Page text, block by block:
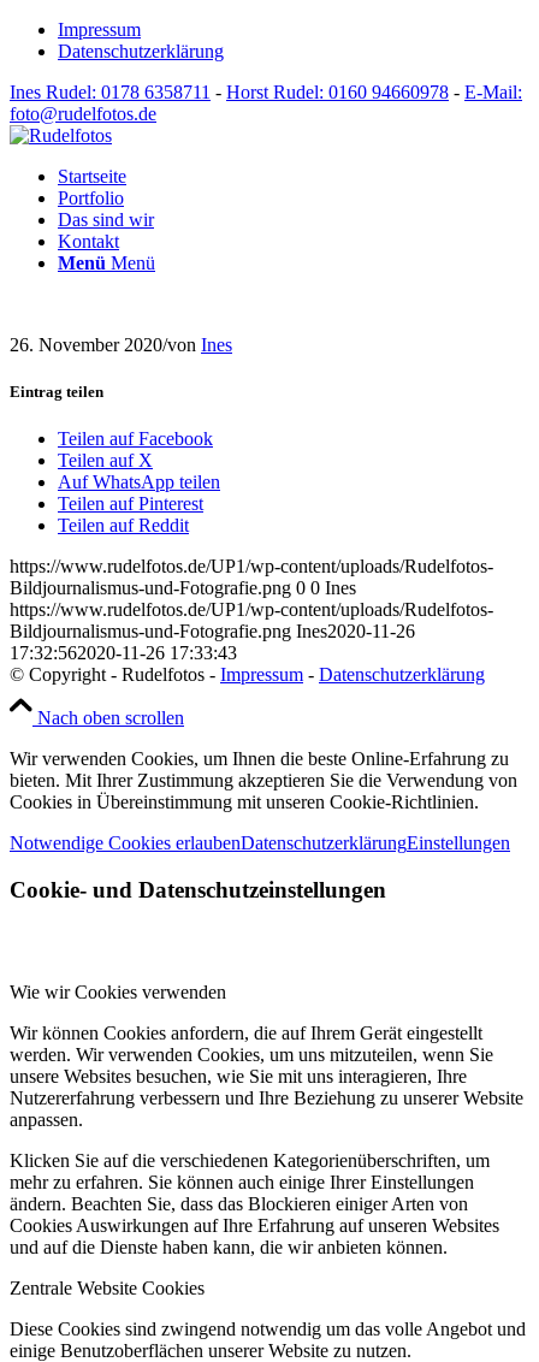
Impressum
Datenschutzerklärung
Ines Rudel: 0178 6358711 - Horst Rudel: 0160 94660978 - E-Mail:
foto@rudelfotos.de
Startseite
Portfolio
Das sind wir
Kontakt
Menü Menü
26. November 2020/von Ines
Eintrag teilen
Teilen auf Facebook
Teilen auf X
Auf WhatsApp teilen
Teilen auf Pinterest
Teilen auf Reddit
https://www.rudelfotos.de/UP1/wp-content/uploads/Rudelfotos-
Bildjournalismus-und-Fotografie.png 0 0 Ines
https://www.rudelfotos.de/UP1/wp-content/uploads/Rudelfotos-
Bildjournalismus-und-Fotografie.png Ines2020-11-26
17:32:562020-11-26 17:33:43
© Copyright - Rudelfotos - Impressum - Datenschutzerklärung
Nach oben scrollen
Wir verwenden Cookies, um Ihnen die beste Online-Erfahrung zu
bieten. Mit Ihrer Zustimmung akzeptieren Sie die Verwendung von
Cookies in Übereinstimmung mit unseren Cookie-Richtlinien.
Notwendige Cookies erlaubenDatenschutzerklärungEinstellungen
Cookie- und Datenschutzeinstellungen
Wie wir Cookies verwenden
Wir können Cookies anfordern, die auf Ihrem Gerät eingestellt
werden. Wir verwenden Cookies, um uns mitzuteilen, wenn Sie
unsere Websites besuchen, wie Sie mit uns interagieren, Ihre
Nutzererfahrung verbessern und Ihre Beziehung zu unserer Website
anpassen.
Klicken Sie auf die verschiedenen Kategorienüberschriften, um
mehr zu erfahren. Sie können auch einige Ihrer Einstellungen
ändern. Beachten Sie, dass das Blockieren einiger Arten von
Cookies Auswirkungen auf Ihre Erfahrung auf unseren Websites
und auf die Dienste haben kann, die wir anbieten können.
Zentrale Website Cookies
Diese Cookies sind zwingend notwendig um das volle Angebot und
einige Benutzoberflächen unserer Website zu nutzen.